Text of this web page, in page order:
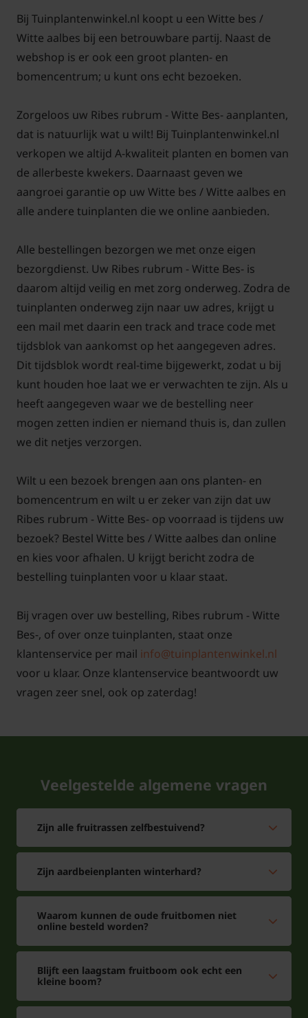
Bij Tuinplantenwinkel.nl koopt u een Witte bes /
Witte aalbes bij een betrouwbare partij. Naast de
webshop is er ook een groot planten- en
bomencentrum; u kunt ons echt bezoeken.
Zorgeloos uw Ribes rubrum - Witte Bes- aanplanten,
dat is natuurlijk wat u wilt! Bij Tuinplantenwinkel.nl
verkopen we altijd A-kwaliteit planten en bomen van
de allerbeste kwekers. Daarnaast geven we
aangroei garantie op uw Witte bes / Witte aalbes en
alle andere tuinplanten die we online aanbieden.
Alle bestellingen bezorgen we met onze eigen
bezorgdienst. Uw Ribes rubrum - Witte Bes- is
daarom altijd veilig en met zorg onderweg. Zodra de
tuinplanten onderweg zijn naar uw adres, krijgt u
een mail met daarin een track and trace code met
tijdsblok van aankomst op het aangegeven adres.
Dit tijdsblok wordt real-time bijgewerkt, zodat u bij
kunt houden hoe laat we er verwachten te zijn. Als u
heeft aangegeven waar we de bestelling neer
mogen zetten indien er niemand thuis is, dan zullen
we dit netjes verzorgen.
Wilt u een bezoek brengen aan ons planten- en
bomencentrum en wilt u er zeker van zijn dat uw
Ribes rubrum - Witte Bes- op voorraad is tijdens uw
bezoek? Bestel Witte bes / Witte aalbes dan online
en kies voor afhalen. U krijgt bericht zodra de
bestelling tuinplanten voor u klaar staat.
Bij vragen over uw bestelling, Ribes rubrum - Witte
Bes-, of over onze tuinplanten, staat onze
klantenservice per mail info@tuinplantenwinkel.nl
voor u klaar. Onze klantenservice beantwoordt uw
vragen zeer snel, ook op zaterdag!
Veelgestelde algemene vragen
Zijn alle fruitrassen zelfbestuivend?
Zijn aardbeienplanten winterhard?
Waarom kunnen de oude fruitbomen niet
online besteld worden?
Blijft een laagstam fruitboom ook echt een
kleine boom?